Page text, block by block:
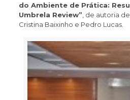
do Ambiente de Prática:
Umbrela Review” , de autoria
Cristina Baixinho e Pedro Lucas.